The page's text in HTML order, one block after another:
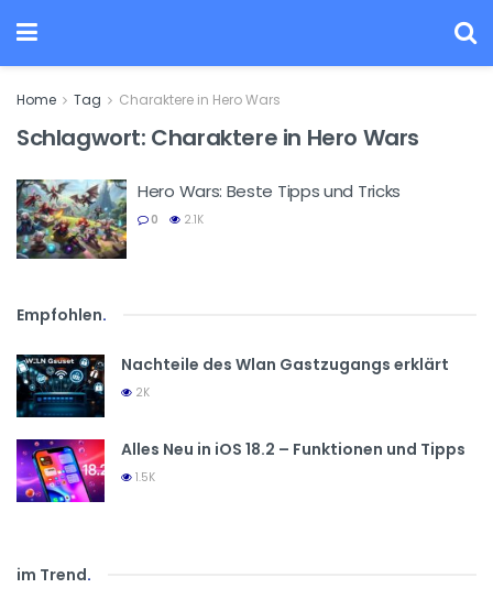
Home Tag Charaktere in Hero Wars
Schlagwort: Charaktere in Hero Wars
Hero Wars: Beste Tipps und Tricks
0 2.1K
Empfohlen.
Nachteile des Wlan Gastzugangs erklärt
2K
Alles Neu in iOS 18.2 – Funktionen und Tipps
1.5K
im Trend.